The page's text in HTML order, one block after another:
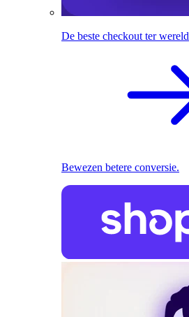
De beste checkout ter wereld
Bewezen betere conversie.